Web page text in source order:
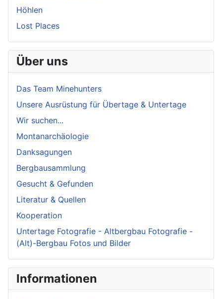
Höhlen
Lost Places
Über uns
Das Team Minehunters
Unsere Ausrüstung für Übertage & Untertage
Wir suchen...
Montanarchäologie
Danksagungen
Bergbausammlung
Gesucht & Gefunden
Literatur & Quellen
Kooperation
Untertage Fotografie - Altbergbau Fotografie -
(Alt)-Bergbau Fotos und Bilder
Informationen